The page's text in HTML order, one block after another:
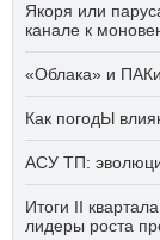
Якоря или
канале к
«Облака» и
Как погодЫ
АСУ ТП:
Итоги II
лидеры роста